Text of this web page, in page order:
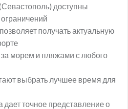
доступны
ограничений
получать актуальную
морем и пляжами с любого
выбрать лучшее время для
дает точное представление о